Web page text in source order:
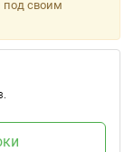
под своим